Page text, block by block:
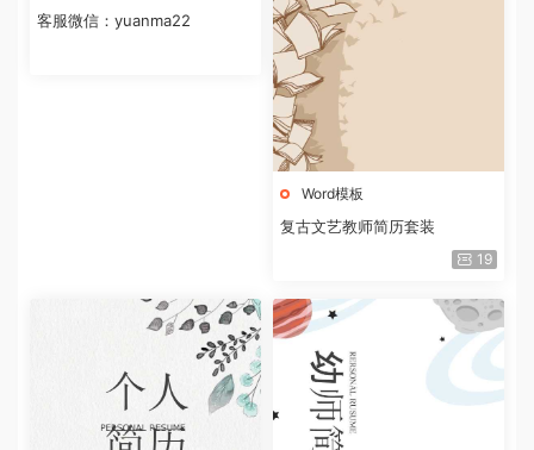
客服微信：yuanma22
Word模板
复古文艺教师简历套装
19